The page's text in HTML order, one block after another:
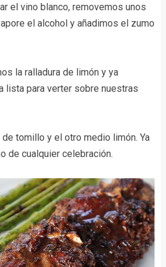
el vino blanco, removemos unos
el alcohol y añadimos el zumo
la ralladura de limón y ya
lista para verter sobre nuestras
de tomillo y el otro medio limón. Ya
de cualquier celebración.